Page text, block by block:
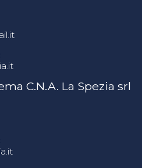
C.N.A. La Spezia srl